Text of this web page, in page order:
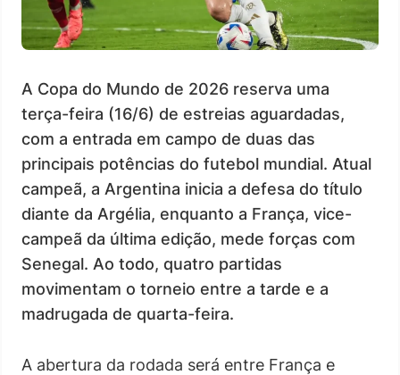
A Copa do Mundo de 2026 reserva uma
terça-feira (16/6) de estreias aguardadas,
com a entrada em campo de duas das
principais potências do futebol mundial. Atual
campeã, a Argentina inicia a defesa do título
diante da Argélia, enquanto a França, vice-
campeã da última edição, mede forças com
Senegal. Ao todo, quatro partidas
movimentam o torneio entre a tarde e a
madrugada de quarta-feira.
A abertura da rodada será entre França e